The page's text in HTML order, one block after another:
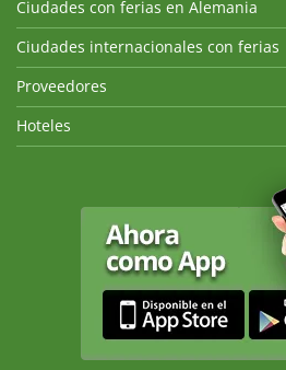
Ciudades con ferias en Alemania
Ciudades internacionales con ferias
Proveedores
Hoteles